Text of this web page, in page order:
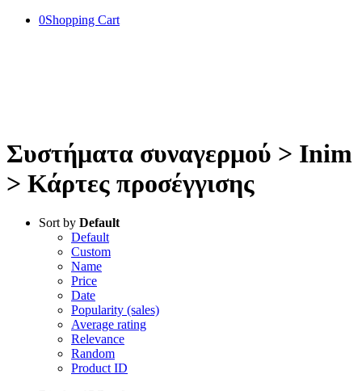
0Shopping Cart
Συστήματα συναγερμού > Inim
> Κάρτες προσέγγισης
Sort by Default
Default
Custom
Name
Price
Date
Popularity (sales)
Average rating
Relevance
Random
Product ID